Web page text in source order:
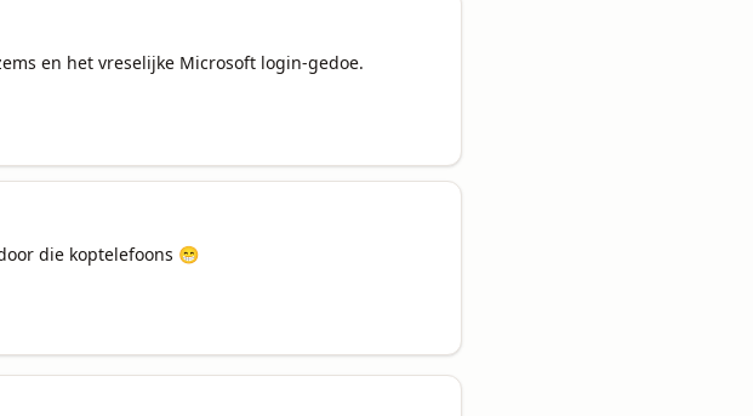
en het vreselijke Microsoft login-gedoe.
die koptelefoons 😁